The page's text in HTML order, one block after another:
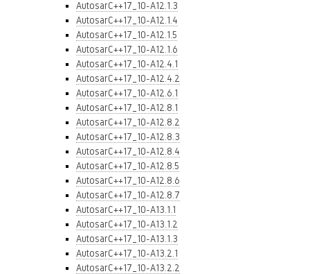
AutosarC++17_10-A12.1.3
AutosarC++17_10-A12.1.4
AutosarC++17_10-A12.1.5
AutosarC++17_10-A12.1.6
AutosarC++17_10-A12.4.1
AutosarC++17_10-A12.4.2
AutosarC++17_10-A12.6.1
AutosarC++17_10-A12.8.1
AutosarC++17_10-A12.8.2
AutosarC++17_10-A12.8.3
AutosarC++17_10-A12.8.4
AutosarC++17_10-A12.8.5
AutosarC++17_10-A12.8.6
AutosarC++17_10-A12.8.7
AutosarC++17_10-A13.1.1
AutosarC++17_10-A13.1.2
AutosarC++17_10-A13.1.3
AutosarC++17_10-A13.2.1
AutosarC++17_10-A13.2.2